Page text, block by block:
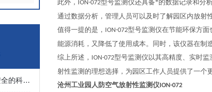
生物报警器一款守护生命安全的科技哨兵
此外， ION-072型号监测仪还具备*的数据记录和分
通过数据分析，管理人员可以及时了解园区内放射
值得一提的是， ION-072型号监测仪在节能环保方
能源消耗，又降低了使用成本。同时，该仪器在制
综上所述， ION-072型号监测仪以其高精度、实时
射性监测的理想选择，为园区工作人员提供了一个
沧州工业园人防空气放射性监测仪ION-072